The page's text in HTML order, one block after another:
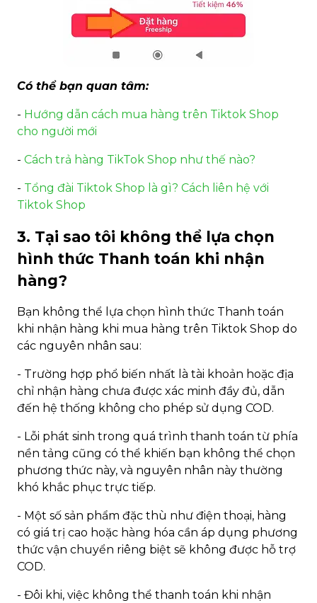
Có thể bạn quan tâm:
- Hướng dẫn cách mua hàng trên Tiktok Shop
cho người mới
- Cách trả hàng TikTok Shop như thế nào?
- Tổng đài Tiktok Shop là gì? Cách liên hệ với
Tiktok Shop
3. Tại sao tôi không thể lựa chọn
hình thức Thanh toán khi nhận
hàng?
Bạn không thể lựa chọn hình thức Thanh toán
khi nhận hàng khi mua hàng trên Tiktok Shop do
các nguyên nhân sau:
- Trường hợp phổ biến nhất là tài khoản hoặc địa
chỉ nhận hàng chưa được xác minh đầy đủ, dẫn
đến hệ thống không cho phép sử dụng COD.
- Lỗi phát sinh trong quá trình thanh toán từ phía
nền tảng cũng có thể khiến bạn không thể chọn
phương thức này, và nguyên nhân này thường
khó khắc phục trực tiếp.
- Một số sản phẩm đặc thù như điện thoại, hàng
có giá trị cao hoặc hàng hóa cần áp dụng phương
thức vận chuyển riêng biệt sẽ không được hỗ trợ
COD.
- Đôi khi, việc không thể thanh toán khi nhận